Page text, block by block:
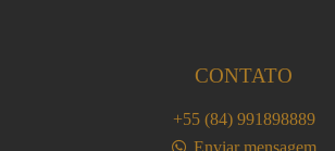
CONTATO
+55 (84) 991898889
Enviar mensagem